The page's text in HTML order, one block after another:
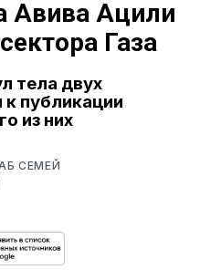
Авива Ацили
Газа
тела двух
публикации
из них
СЕМЕЙ